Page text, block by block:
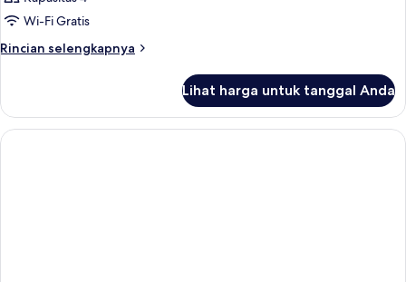
Wi-Fi Gratis
Rincian selengkapnya
Rincian
Kamar
Lihat harga untuk tanggal Anda